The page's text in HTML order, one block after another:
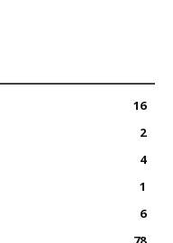
16
2
4
1
6